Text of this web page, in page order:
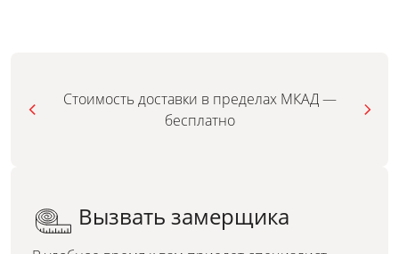
Стоимость доставки в пределах МКАД —
бесплатно
Вызвать замерщика